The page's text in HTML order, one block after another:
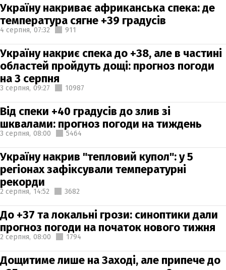
Україну накриває африканська спека: де
температура сягне +39 градусів
4 серпня, 07:32 911
Україну накриє спека до +38, але в частині
областей пройдуть дощі: прогноз погоди
на 3 серпня
3 серпня, 09:27 10987
Від спеки +40 градусів до злив зі
шквалами: прогноз погоди на тиждень
3 серпня, 08:00 5464
Україну накрив "тепловий купол": у 5
регіонах зафіксували температурні
рекорди
2 серпня, 14:52 3682
До +37 та локальні грози: синоптики дали
прогноз погоди на початок нового тижня
2 серпня, 08:00 1794
Дощитиме лише на Заході, але припече до